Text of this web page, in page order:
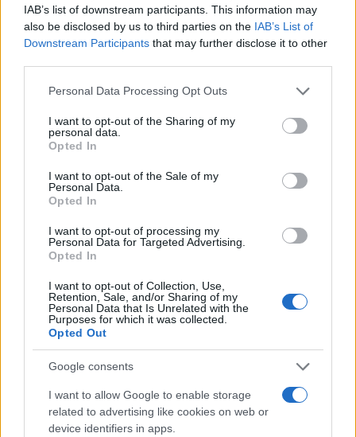
IAB’s list of downstream participants. This information may
also be disclosed by us to third parties on the IAB’s List of
Downstream Participants that may further disclose it to other
Please note that this website/app uses one or more Google
not limited to your visit or usage behaviour. You may click to
grant or deny consent to Google and its third-party tags to
use your data for below specified purposes in below Google
consent section.
Personal Data Processing Opt Outs
I want to opt-out of the Sharing of my
personal data.
Opted In
I want to opt-out of the Sale of my
Personal Data.
Opted In
I want to opt-out of processing my
Personal Data for Targeted Advertising.
Opted In
I want to opt-out of Collection, Use,
Retention, Sale, and/or Sharing of my
Personal Data that Is Unrelated with the
Purposes for which it was collected.
Opted Out
Google consents
I want to allow Google to enable storage
related to advertising like cookies on web or
device identifiers in apps.
Share:
Ακολουθήστε το Νewsit.gr στοGoogle Newsκαι
ενημερωθείτε πρώτοι για όλη την ειδησεογραφία και τα
Πιο δημοφιλή
έπαιζε Τσιτσάνη στο Φισκάρδο και τους
πρότεινε συνεργασία
“σωτήρες” ανήκουν στο χρονοντούλαπο
της ιστορίας
Κωνσταντίνος Αργυρός και Αλεξάνδρα
Νίκα κάνουν διακοπές με πολυτελές γιοτ
με τα δύο παιδιά τους
Θρήνος για τον Λιονέλ Μέσι – Πέθανε ο
πατέρας του, Χόρχε
Το 5ο πακέτο βίντεο και φωτογραφιών με
UFO από το Πεντάγωνο - Το «τρίγωνο» και